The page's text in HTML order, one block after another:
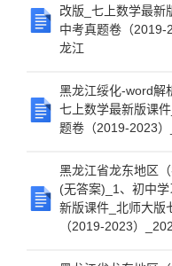
改版_七上数学最新
中考真题卷（2019-
龙江
黑龙江绥化-word解
七上数学最新版课
题卷（2019-2023
黑龙江省龙东地区
(无答案)_1、初中
新版课件_北师大版
（2019-2023）